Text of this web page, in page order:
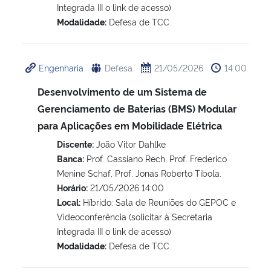
Integrada III o link de acesso)
Modalidade: Defesa de TCC
Engenharia Defesa 21/05/2026 14:00
Desenvolvimento de um Sistema de
Gerenciamento de Baterias (BMS) Modular
para Aplicações em Mobilidade Elétrica
Discente: João Vitor Dahlke
Banca: Prof. Cassiano Rech, Prof. Frederico
Menine Schaf, Prof. Jonas Roberto Tibola.
Horário: 21/05/2026 14:00
Local: Híbrido: Sala de Reuniões do GEPOC e
Videoconferência (solicitar à Secretaria
Integrada III o link de acesso)
Modalidade: Defesa de TCC